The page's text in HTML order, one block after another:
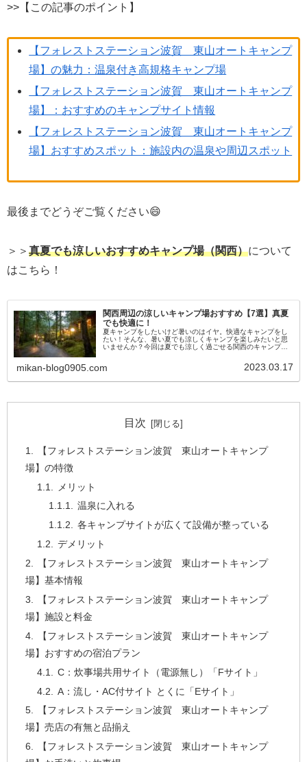
>>【この記事のポイント】
【フォレストステーション波賀 東山オートキャンプ
場】の魅力：温泉付き高規格キャンプ場
【フォレストステーション波賀 東山オートキャンプ
場】：おすすめのキャンプサイト情報
【フォレストステーション波賀 東山オートキャンプ
場】おすすめスポット：施設内の温泉や周辺スポット
最後までどうぞご覧ください😄
＞＞ 真夏でも涼しいおすすめキャンプ場（関西）について
はこちら！
関西周辺の涼しいキャンプ場おすすめ【7選】真夏
でも快適に！
夏キャンプをしたいけど暑いのはイヤ。快適なキャンプをし
たい！そんな、暑い夏でも涼しくキャンプを楽しみたいと思
いませんか？今回は夏でも涼しく過ごせる関西のキャンプ場
mikan-blog0905.com 2023.03.17
目次
【フォレストステーション波賀 東山オートキャンプ
場】の特徴
メリット
温泉に入れる
各キャンプサイトが広くて設備が整っている
デメリット
【フォレストステーション波賀 東山オートキャンプ
場】基本情報
【フォレストステーション波賀 東山オートキャンプ
場】施設と料金
【フォレストステーション波賀 東山オートキャンプ
場】おすすめの宿泊プラン
C：炊事場共用サイト（電源無し）「Fサイト」
A：流し・AC付サイト とくに「Eサイト」
【フォレストステーション波賀 東山オートキャンプ
場】売店の有無と品揃え
【フォレストステーション波賀 東山オートキャンプ